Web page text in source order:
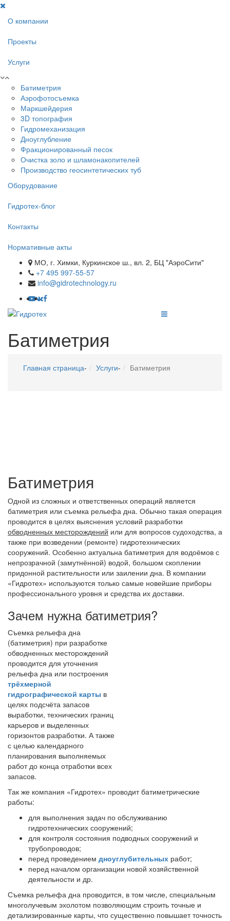
О компании
Проекты
Услуги
Батиметрия
Аэрофотосъемка
Маркшейдерия
3D топография
Гидромеханизация
Дноуглубление
Фракционированный песок
Очистка золо и шламонакопителей
Производство геосинтетических туб
Оборудование
Гидротех-блог
Контакты
Нормативные акты
МО, г. Химки, Куркинское ш., вл. 2, БЦ "АэроСити"
+7 495 997-55-57
info@gidrotechnology.ru
Батиметрия
Главная страница- Услуги- Батиметрия
Батиметрия
Одной из сложных и ответственных операций является
батиметрия или съемка рельефа дна. Обычно такая операция
проводится в целях выяснения условий разработки
обводненных месторождений или для вопросов судоходства, а
также при возведении (ремонте) гидротехнических
сооружений. Особенно актуальна батиметрия для водоёмов с
непрозрачной (замутнённой) водой, большом скоплении
придонной растительности или заилении дна. В компании
«Гидротех» используются только самые новейшие приборы
профессионального уровня и средства их доставки.
Зачем нужна батиметрия?
Съемка рельефа дна
(батиметрия) при разработке
обводненных месторождений
проводится для уточнения
рельефа дна или построения
трёхмерной
гидрографической карты в
целях подсчёта запасов
выработки, технических границ
карьеров и выделенных
горизонтов разработки. А также
с целью календарного
планирования выполняемых
работ до конца отработки всех
запасов.
Так же компания «Гидротех» проводит батиметрические
работы:
для выполнения задач по обслуживанию
гидротехнических сооружений;
для контроля состояния подводных сооружений и
трубопроводов;
перед проведением дноуглубительных работ;
перед началом организации новой хозяйственной
деятельности и др.
Съемка рельефа дна проводится, в том числе, специальным
многолучевым эхолотом позволяющим строить точные и
детализированные карты, что существенно повышает точность